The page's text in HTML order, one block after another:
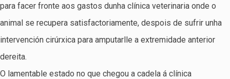
para facer fronte aos gastos dunha clínica veterinaria onde o
animal se recupera satisfactoriamente, despois de sufrir unha
intervención cirúrxica para amputarlle a extremidade anterior
dereita.
O lamentable estado no que chegou a cadela á clínica